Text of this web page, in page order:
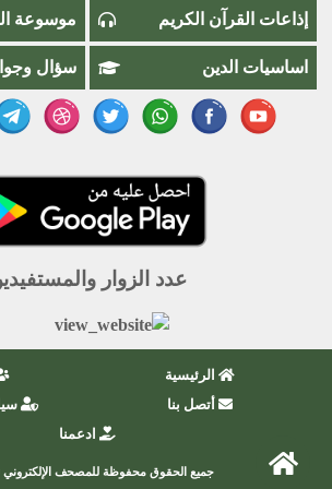
إذاعات القرآن الكريم موسوعة
اساسيات الدين سؤال
عدد الزوار
الرئيسية
أتصل بنا
ادعمنا
جميع الحقوق محفوظة للمصحف الإلكتروني ©